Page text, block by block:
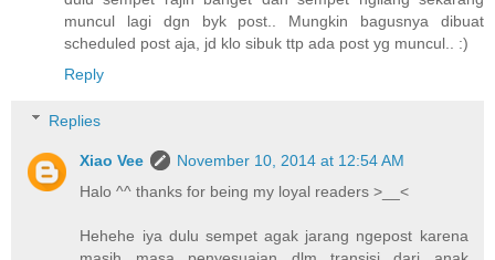
muncul lagi dgn byk post.. Mungkin bagusnya dibuat
scheduled post aja, jd klo sibuk ttp ada post yg muncul.. :)
Reply
Replies
Xiao Vee
November 10, 2014 at 12:54 AM
Halo ^^ thanks for being my loyal readers >__<
Hehehe iya dulu sempet agak jarang ngepost karena